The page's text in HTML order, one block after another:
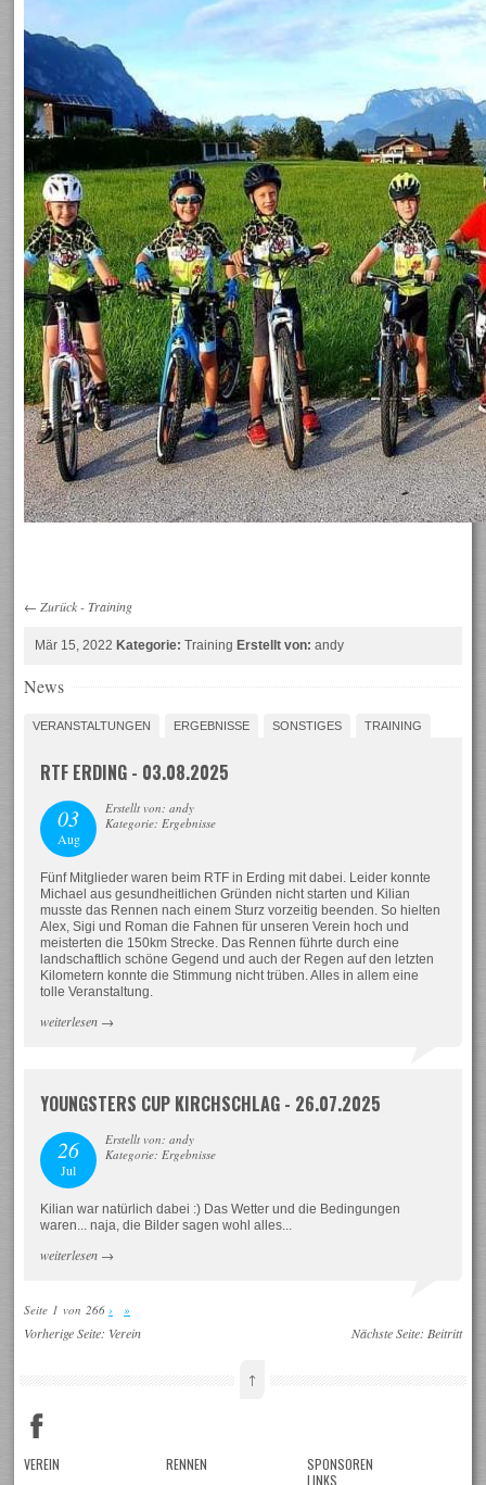
← Zurück-Training
Mär 15, 2022Kategorie: TrainingErstellt von: andy
News
VERANSTALTUNGEN ERGEBNISSE SONSTIGES TRAINING
RTF ERDING - 03.08.2025
03
Aug
Erstellt von: andy
Kategorie: Ergebnisse
Fünf Mitglieder waren beim RTF in Erding mit dabei. Leider konnte
Michael aus gesundheitlichen Gründen nicht starten und Kilian
musste das Rennen nach einem Sturz vorzeitig beenden. So hielten
Alex, Sigi und Roman die Fahnen für unseren Verein hoch und
meisterten die 150km Strecke. Das Rennen führte durch eine
landschaftlich schöne Gegend und auch der Regen auf den letzten
Kilometern konnte die Stimmung nicht trüben. Alles in allem eine
tolle Veranstaltung.
weiterlesen →
YOUNGSTERS CUP KIRCHSCHLAG - 26.07.2025
26
Jul
Erstellt von: andy
Kategorie: Ergebnisse
Kilian war natürlich dabei :) Das Wetter und die Bedingungen
waren... naja, die Bilder sagen wohl alles...
weiterlesen →
Seite 1 von 266 › »
Vorherige Seite: Verein Nächste Seite: Beitritt
↑
VEREIN RENNEN
SPONSOREN
LINKS